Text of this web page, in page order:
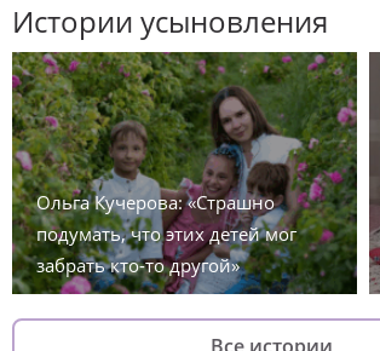
Истории усыновления
Ольга Кучерова: «Страшно
подумать, что этих детей мог
забрать кто-то другой»